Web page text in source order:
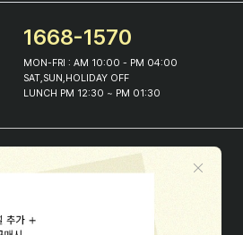
1668-1570
MON-FRI : AM 10:00 - PM 04:00
SAT,SUN,HOLIDAY OFF
LUNCH PM 12:30 ~ PM 01:30